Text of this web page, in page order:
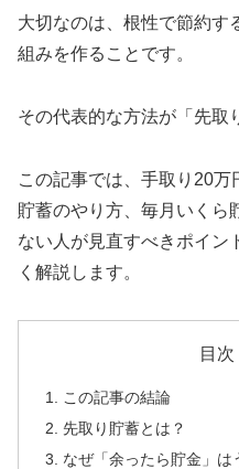
大切なのは、根性で節約す
組みを作ることです。
その代表的な方法が「先取
この記事では、手取り20万
貯蓄のやり方、毎月いくら
ない人が見直すべきポイン
く解説します。
目次
この記事の結論
先取り貯蓄とは？
なぜ「余ったら貯金」は